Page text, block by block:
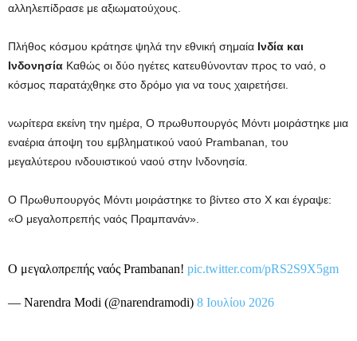
αλληλεπίδρασε με αξιωματούχους.
Πλήθος κόσμου κράτησε ψηλά την εθνική σημαία Ινδία και
Ινδονησία Καθώς οι δύο ηγέτες κατευθύνονταν προς το ναό, ο
κόσμος παρατάχθηκε στο δρόμο για να τους χαιρετήσει.
νωρίτερα εκείνη την ημέρα, Ο πρωθυπουργός Μόντι μοιράστηκε μια
εναέρια άποψη του εμβληματικού ναού Prambanan, του
μεγαλύτερου ινδουιστικού ναού στην Ινδονησία.
Ο Πρωθυπουργός Μόντι μοιράστηκε το βίντεο στο X και έγραψε:
«Ο μεγαλοπρεπής ναός Πραμπανάν».
Ο μεγαλοπρεπής ναός Prambanan! pic.twitter.com/pRS2S9X5gm
— Narendra Modi (@narendramodi) 8 Ιουλίου 2026